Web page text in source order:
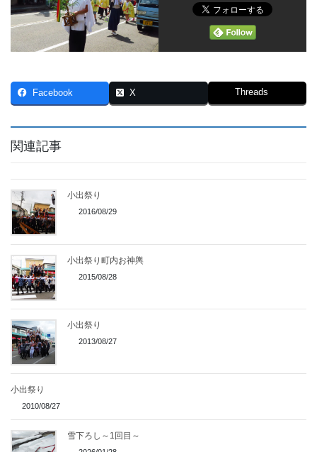
Facebook X Threads
関連記事
小出祭り
2016/08/29
小出祭り町内お神輿
2015/08/28
小出祭り
2013/08/27
小出祭り
2010/08/27
雪下ろし～1回目～